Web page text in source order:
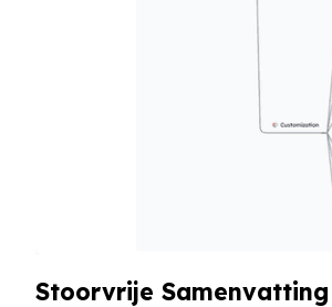
Stoorvrije Samenvatting